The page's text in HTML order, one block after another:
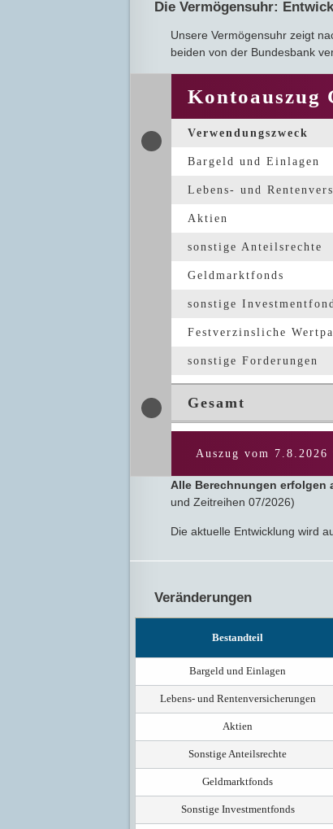
Die Vermögensuhr:
Unsere Vermögensuhr zeigt
beiden von der Bundesbank
Kontoauszug
Verwendungszweck
Bargeld und Einlagen
Lebens- und
Aktien
sonstige Anteilsrechte
Geldmarktfonds
sonstige
Festverzinsliche
sonstige Forderungen
Gesamt
Auszug vom 7.8.2026
Alle Berechnungen erfolgen
und Zeitreihen 07/2026)
Die aktuelle Entwicklung wird
Veränderungen
Bestandteil
Bargeld und Einlagen
Lebens- und Rentenversicherungen
Aktien
Sonstige Anteilsrechte
Geldmarktfonds
Sonstige Investmentfonds